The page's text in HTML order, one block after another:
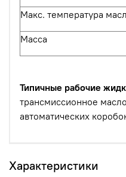
Макс. температура
Масса
Типичные рабочие
трансмиссионное
автоматических
Характеристики